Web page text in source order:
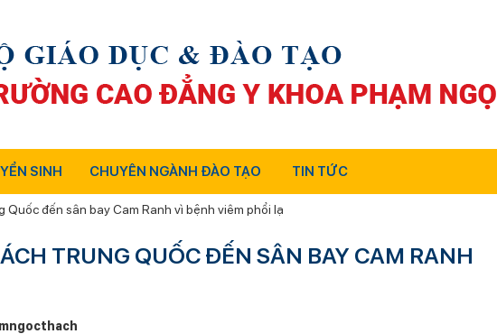
SINH CHUYÊN NGÀNH ĐÀO TẠO TIN TỨC
Quốc đến sân bay Cam Ranh vì bệnh viêm phổi lạ
TRUNG QUỐC ĐẾN SÂN BAY CAM RANH